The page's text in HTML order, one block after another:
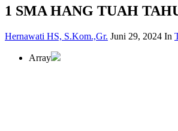
1 SMA HANG TUAH
Hernawati HS, S.Kom.,Gr. Juni 29, 2024 In
Array